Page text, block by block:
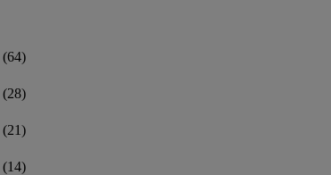
(64)
(28)
(21)
(14)